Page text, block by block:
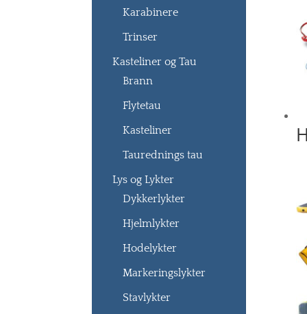
Karabinere
Trinser
Kasteliner og Tau
Brann
Flytetau
Kasteliner
Taurednings tau
Lys og Lykter
Dykkerlykter
Hjelmlykter
Hodelykter
Markeringslykter
Stavlykter